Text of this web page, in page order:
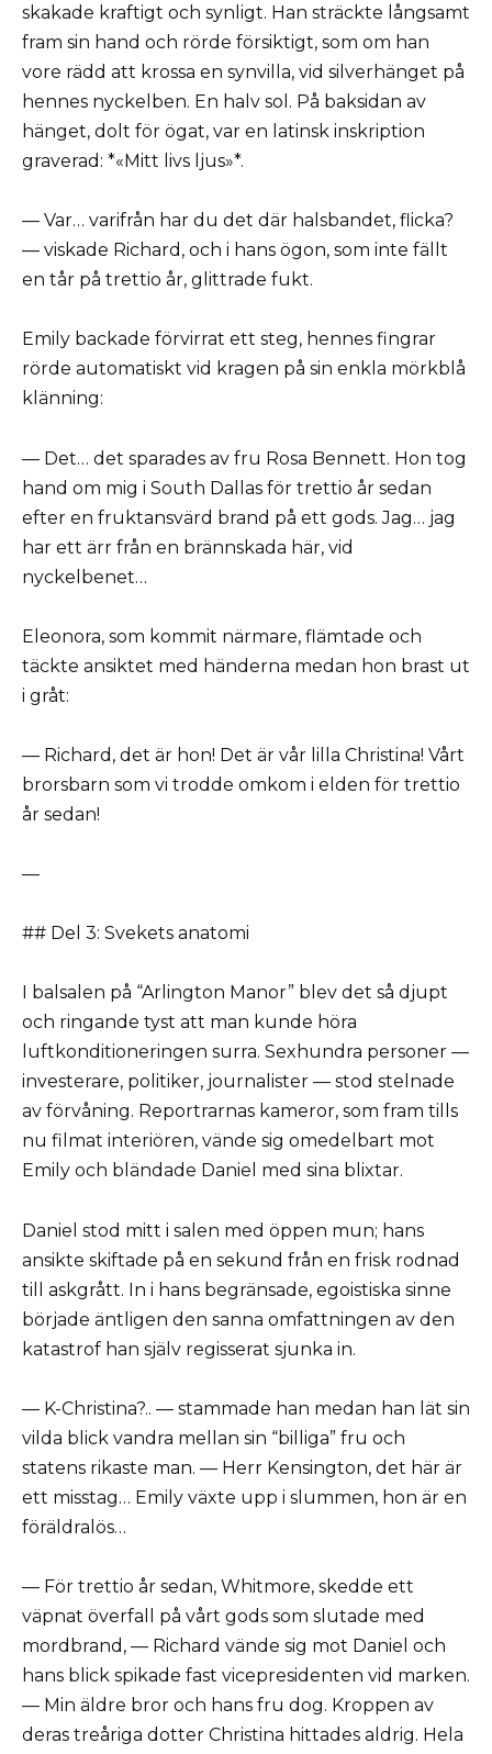
skakade kraftigt och synligt. Han sträckte långsamt
fram sin hand och rörde försiktigt, som om han
vore rädd att krossa en synvilla, vid silverhänget på
hennes nyckelben. En halv sol. På baksidan av
hänget, dolt för ögat, var en latinsk inskription
graverad: *«Mitt livs ljus»*.
— Var… varifrån har du det där halsbandet, flicka?
— viskade Richard, och i hans ögon, som inte fällt
en tår på trettio år, glittrade fukt.
Emily backade förvirrat ett steg, hennes fingrar
rörde automatiskt vid kragen på sin enkla mörkblå
klänning:
— Det… det sparades av fru Rosa Bennett. Hon tog
hand om mig i South Dallas för trettio år sedan
efter en fruktansvärd brand på ett gods. Jag… jag
har ett ärr från en brännskada här, vid
nyckelbenet…
Eleonora, som kommit närmare, flämtade och
täckte ansiktet med händerna medan hon brast ut
i gråt:
— Richard, det är hon! Det är vår lilla Christina! Vårt
brorsbarn som vi trodde omkom i elden för trettio
år sedan!
—
## Del 3: Svekets anatomi
I balsalen på “Arlington Manor” blev det så djupt
och ringande tyst att man kunde höra
luftkonditioneringen surra. Sexhundra personer —
investerare, politiker, journalister — stod stelnade
av förvåning. Reportrarnas kameror, som fram tills
nu filmat interiören, vände sig omedelbart mot
Emily och bländade Daniel med sina blixtar.
Daniel stod mitt i salen med öppen mun; hans
ansikte skiftade på en sekund från en frisk rodnad
till askgrått. In i hans begränsade, egoistiska sinne
började äntligen den sanna omfattningen av den
katastrof han själv regisserat sjunka in.
— K-Christina?.. — stammade han medan han lät sin
vilda blick vandra mellan sin “billiga” fru och
statens rikaste man. — Herr Kensington, det här är
ett misstag… Emily växte upp i slummen, hon är en
föräldralös…
— För trettio år sedan, Whitmore, skedde ett
väpnat överfall på vårt gods som slutade med
mordbrand, — Richard vände sig mot Daniel och
hans blick spikade fast vicepresidenten vid marken.
— Min äldre bror och hans fru dog. Kroppen av
deras treåriga dotter Christina hittades aldrig. Hela